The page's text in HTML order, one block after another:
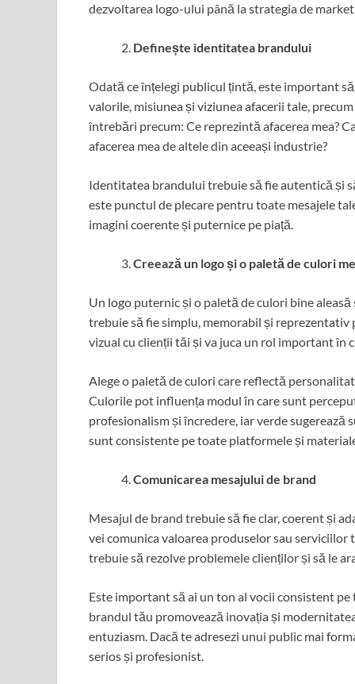
dezvoltarea logo-ului până la strategia de
Definește identitatea brandului
Odată ce înțelegi publicul țintă, este important
valorile, misiunea și viziunea afacerii tale,
întrebări precum: Ce reprezintă afacerea mea?
afacerea mea de altele din aceeași industrie?
Identitatea brandului trebuie să fie autentică și
este punctul de plecare pentru toate mesajele
imagini coerente și puternice pe piață.
Creează un logo și o paletă de culori
Un logo puternic și o paletă de culori bine
trebuie să fie simplu, memorabil și
vizual cu clienții tăi și va juca un rol important în
Alege o paletă de culori care reflectă
Culorile pot influența modul în care sunt
profesionalism și încredere, iar verde
sunt consistente pe toate platformele și
Comunicarea mesajului de brand
Mesajul de brand trebuie să fie clar, coerent și
vei comunica valoarea produselor sau
trebuie să rezolve problemele clienților și să le
Este important să ai un ton al vocii consistent
brandul tău promovează inovația și
entuziasm. Dacă te adresezi unui public mai
serios și profesionist.